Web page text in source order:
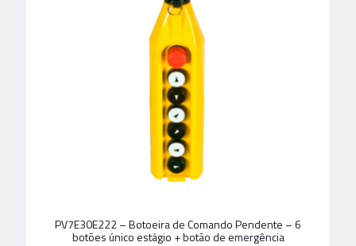
PV7E30E222 – Botoeira de Comando Pendente – 6
botões único estágio + botão de emergência